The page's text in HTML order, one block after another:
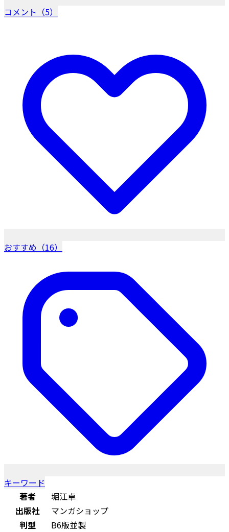
コメント（5）
おすすめ（16）
キーワード
著者
堀江卓
出版社
マンガショップ
判型
B6版並製